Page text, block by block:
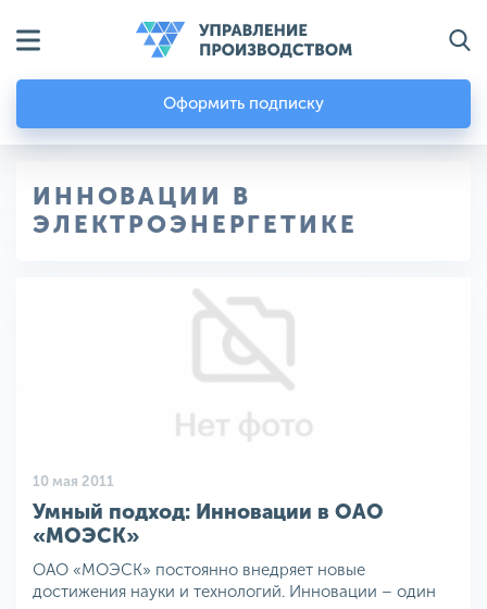
Оформить подписку
ИННОВАЦИИ В
ЭЛЕКТРОЭНЕРГЕТИКЕ
10 мая 2011
Умный подход: Инновации в ОАО
«МОЭСК»
ОАО «МОЭСК» постоянно внедряет новые
достижения науки и технологий. Инновации – один